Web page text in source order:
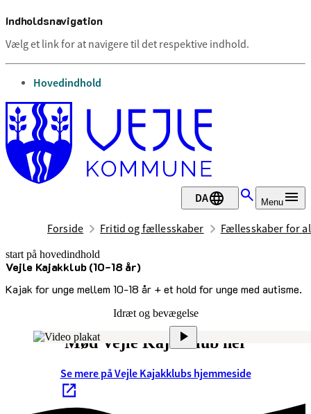
Indholdsnavigation
Vælg et link for at navigere til det respektive indhold.
gå til
Hovedindhold
DA Menu
Forside Fritid og fællesskaber Fællesskaber for
start på hovedindhold
Vejle Kajakklub (10-18 år)
Kajak for unge mellem 10-18 år + et hold for unge med autisme.
senest opdateret 20. maj 2026
Idræt og bevægelse
Mød Vejle Kajakklub her
Se mere på Vejle Kajakklubs hjemmeside